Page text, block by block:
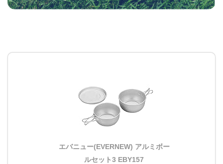
エバニュー(EVERNEW) アルミボー
ルセット3 EBY157